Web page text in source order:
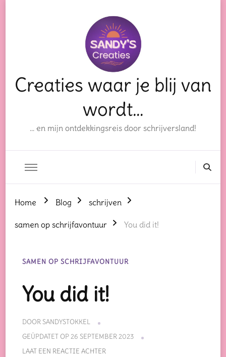
Creaties waar je blij van
wordt…
… en mijn ontdekkingsreis door schrijversland!
Home Blog schrijven
samen op schrijfavontuur You did it!
SAMEN OP SCHRIJFAVONTUUR
You did it!
DOORSANDYSTOKKEL
GEÜPDATET OP26 SEPTEMBER 2023
LAAT EEN REACTIE ACHTER